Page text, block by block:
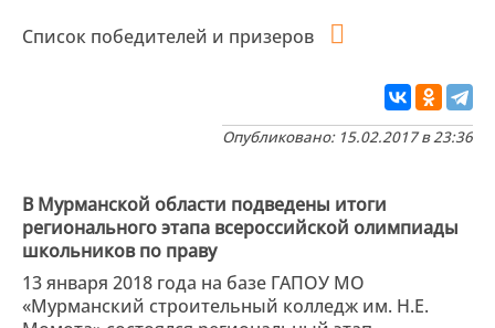
Список победителей и призеров
Опубликовано: 15.02.2017 в 23:36
В Мурманской области подведены итоги
регионального этапа всероссийской олимпиады
школьников по праву
13 января 2018 года на базе ГАПОУ МО
«Мурманский строительный колледж им. Н.Е.